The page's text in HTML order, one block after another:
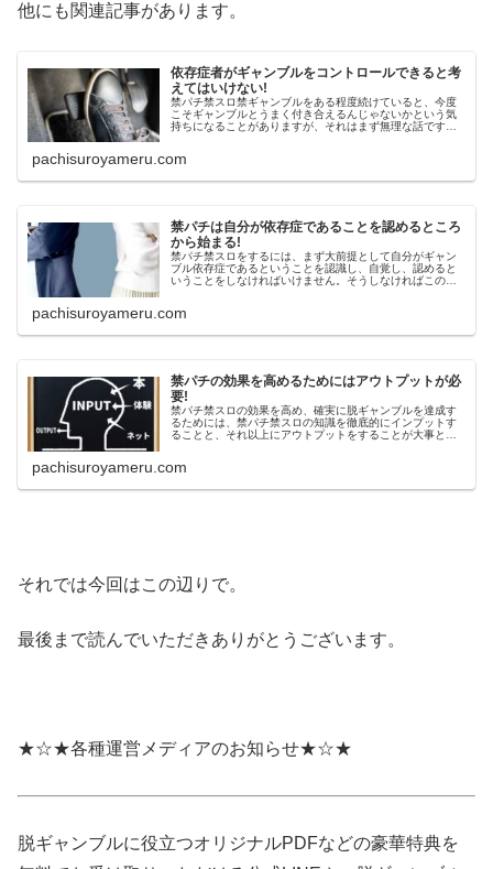
他にも関連記事があります。
依存症者がギャンブルをコントロールできると考
えてはいけない!
禁パチ禁スロ禁ギャンブルをある程度続けていると、今度
こそギャンブルとうまく付き合えるんじゃないかという気
持ちになることがありますが、それはまず無理な話です。
pachisuroyameru.com
禁パチは自分が依存症であることを認めるところ
から始まる!
禁パチ禁スロをするには、まず大前提として自分がギャン
ブル依存症であるということを認識し、自覚し、認めると
いうことをしなければいけません。そうしなければこの病
pachisuroyameru.com
禁パチの効果を高めるためにはアウトプットが必
要!
禁パチ禁スロの効果を高め、確実に脱ギャンブルを達成す
るためには、禁パチ禁スロの知識を徹底的にインプットす
ることと、それ以上にアウトプットをすることが大事とい
pachisuroyameru.com
それでは今回はこの辺りで。
最後まで読んでいただきありがとうございます。
★☆★各種運営メディアのお知らせ★☆★
脱ギャンブルに役立つオリジナルPDFなどの豪華特典を